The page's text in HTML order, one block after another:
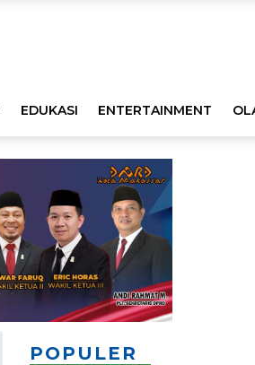
EDUKASI ENTERTAINMENT
POPULER